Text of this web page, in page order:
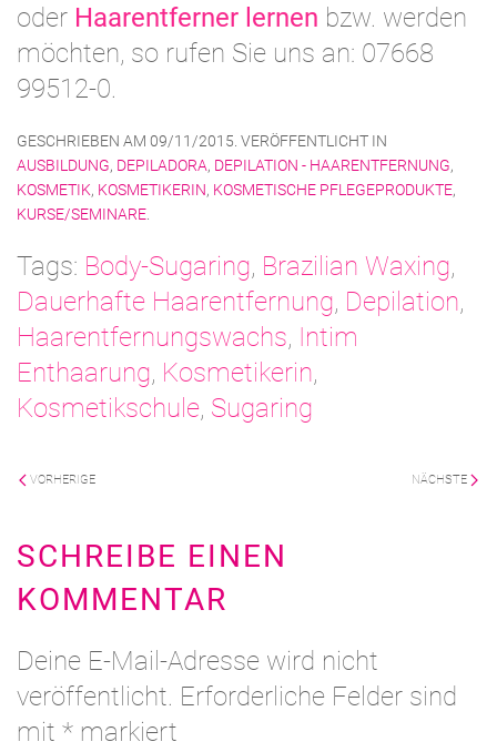
oder Haarentferner lernen bzw. werden
möchten, so rufen Sie uns an: 07668
99512-0.
GESCHRIEBEN AM 09/11/2015 . VERÖFFENTLICHT IN
AUSBILDUNG, DEPILADORA, DEPILATION - HAARENTFERNUNG,
KOSMETIK, KOSMETIKERIN, KOSMETISCHE PFLEGEPRODUKTE,
KURSE/SEMINARE
Tags: Body-Sugaring, Brazilian Waxing,
Dauerhafte Haarentfernung, Depilation,
Haarentfernungswachs, Intim
Enthaarung, Kosmetikerin,
Kosmetikschule, Sugaring
VORHERIGE NÄCHSTE
SCHREIBE EINEN
KOMMENTAR
Deine E-Mail-Adresse wird nicht
veröffentlicht. Erforderliche Felder sind
mit * markiert